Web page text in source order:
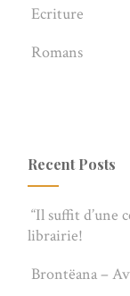
Ecriture
Romans
Recent Posts
“Il suffit d’une
librairie!
Brontëana –